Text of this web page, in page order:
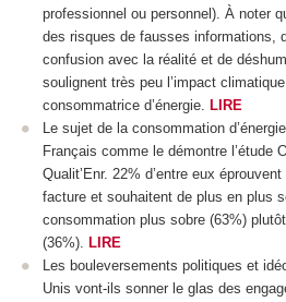
professionnel ou personnel). À noter
des risques de fausses informations,
confusion avec la réalité et de
soulignent très peu l’impact
consommatrice d’énergie.
LIRE
Le sujet de la consommation
Français comme le démontre l’étude
Qualit’Enr. 22% d’entre eux
facture et souhaitent de plus en plus
consommation plus sobre (63%)
(36%).
LIRE
Les bouleversements politiques et
Unis vont-ils sonner le glas des